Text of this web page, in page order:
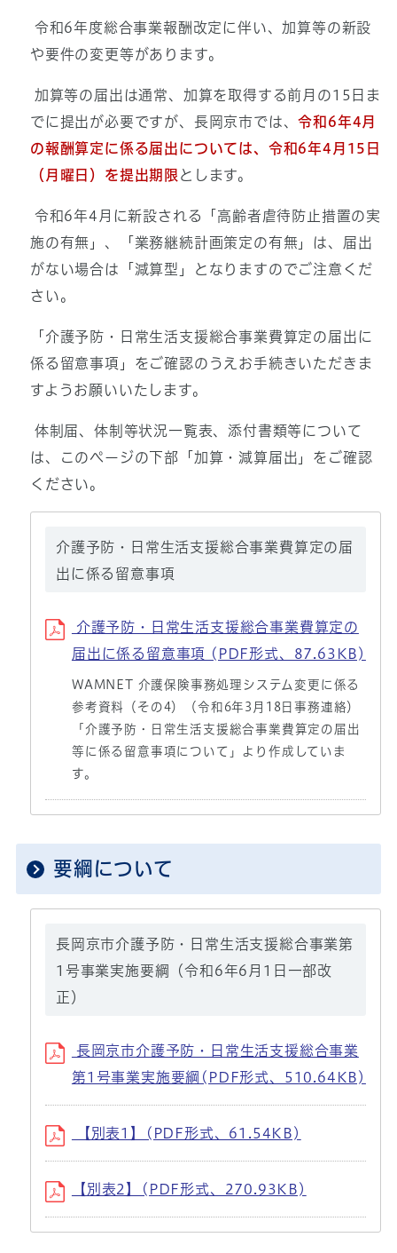
令和6年度総合事業報酬改定に伴い、加算等の新設
や要件の変更等があります。
加算等の届出は通常、加算を取得する前月の15日ま
でに提出が必要ですが、長岡京市では、令和6年4月
の報酬算定に係る届出については、令和6年4月15日
（月曜日）を提出期限 とします。
令和6年4月に新設される「高齢者虐待防止措置の実
施の有無」、「業務継続計画策定の有無」は、届出
がない場合は「減算型」となりますのでご注意くだ
さい。
「介護予防・日常生活支援総合事業費算定の届出に
係る留意事項」をご確認のうえお手続きいただきま
すようお願いいたします。
体制届、体制等状況一覧表、添付書類等について
は、このページの下部「加算・減算届出」をご確認
ください。
介護予防・日常生活支援総合事業費算定の届
出に係る留意事項
介護予防・日常生活支援総合事業費算定の
届出に係る留意事項 (PDF形式、87.63KB)
WAMNET 介護保険事務処理システム変更に係る
参考資料（その4）（令和6年3月18日事務連絡）
「介護予防・日常生活支援総合事業費算定の届出
等に係る留意事項について」より作成していま
す。
要綱について
長岡京市介護予防・日常生活支援総合事業第
1号事業実施要綱（令和6年6月1日一部改
正）
長岡京市介護予防・日常生活支援総合事業
第1号事業実施要綱(PDF形式、510.64KB)
【別表1】(PDF形式、61.54KB)
【別表2】(PDF形式、270.93KB)